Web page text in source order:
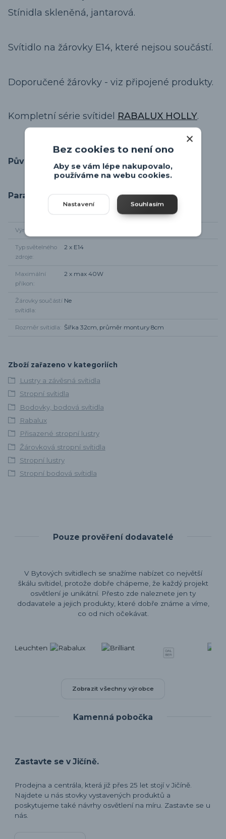
Stínidla skleněná, jantarová.
Svítidlo na žárovky E14, které nejsou součástí.
Doporučené žárovky - viz připojené produkty.
Kompletní série svítidel RABALUX HOLLY.
Původ zboží
Parametry
Výrobce
Typ světelného
zdroje
2 x E14
Maximální
příkon
2 x max 40W
Žárovky součástí
svítidla
Ne
Rozměr svítidla Šířka 32cm, průměr montury 8cm
Zboží zařazeno v kategoriích
Lustry a závěsná svítidla
Stropní svítidla
Bodovky, bodová svítidla
Rabalux
Přisazené stropní lustry
Žárovková stropní svítidla
Stropní lustry
Stropní bodová svítidla
Pouze prověření dodavatelé
V Bytových svítidlech se snažíme nabízet co největší
škálu svítidel, protože dobře chápeme, že každý projekt
osvětlení je unikátní. Přesto zde naleznete jen ty
dodavatele a jejich produkty, které dobře známe a víme,
co od nich očekávat.
Zobrazit všechny výrobce
Kamenná pobočka
Zastavte se v Jičíně.
Prodejna a centrála, která již přes 25 let stojí v Jičíně.
Najdete u nás stovky vystavených produktů a
poskytujeme také návrhy osvětlení na míru. Zastavte se u
nás.
Bez cookies to není ono
Aby se vám lépe nakupovalo,
používáme na webu cookies.
Nastavení Souhlasím